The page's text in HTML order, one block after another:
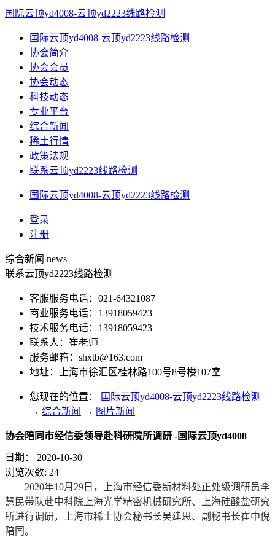
国际云顶yd4008-云顶yd2223线路检测
国际云顶yd4008-云顶yd2223线路检测
协会简介
协会会员
协会动态
科技动态
专业平台
综合新闻
稀土行情
政策法规
联系云顶yd2223线路检测
国际云顶yd4008-云顶yd2223线路检测
登录
注册
综合新闻 news
联系云顶yd2223线路检测
客服服务电话：021-64321087
商业服务电话：13918059423
技术服务电话：13918059423
联系人：崔老师
服务邮箱： shxtb@163.com
地址：上海市徐汇区桂林路100号8号楼107室
您现在的位置：
国际云顶yd4008-云顶yd2223线路检测
→ 综合新闻 → 图片新闻
协会陪同市经信委领导赴科研院所调研 -国际云顶yd4008
日期：
2020-10-30
浏览次数: 24
2020年10月29日，上海市经信委新材料处正处级调研员李
慧民带队赴中科院上海光学精密机械研究所、上海硅酸盐研究
所进行调研，上海市稀土协会秘书长吴建思、副秘书长崔中倪
陪同。